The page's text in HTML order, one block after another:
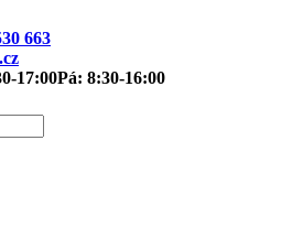
663
17:00Pá: 8:30-16:00